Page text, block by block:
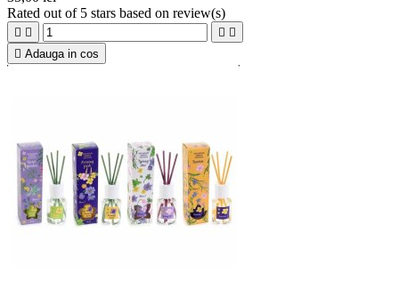
Rated out of 5 stars based on review(s)
   
 Adauga in cos